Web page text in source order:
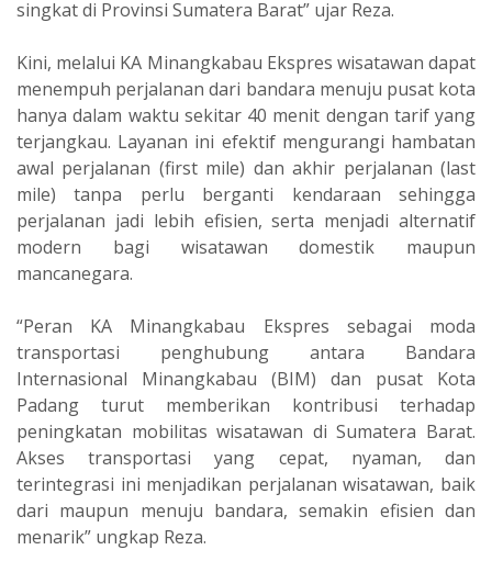
singkat di Provinsi Sumatera Barat” ujar Reza.
Kini, melalui KA Minangkabau Ekspres wisatawan dapat
menempuh perjalanan dari bandara menuju pusat kota
hanya dalam waktu sekitar 40 menit dengan tarif yang
terjangkau. Layanan ini efektif mengurangi hambatan
awal perjalanan (first mile) dan akhir perjalanan (last
mile) tanpa perlu berganti kendaraan sehingga
perjalanan jadi lebih efisien, serta menjadi alternatif
modern bagi wisatawan domestik maupun
mancanegara.
“Peran KA Minangkabau Ekspres sebagai moda
transportasi penghubung antara Bandara
Internasional Minangkabau (BIM) dan pusat Kota
Padang turut memberikan kontribusi terhadap
peningkatan mobilitas wisatawan di Sumatera Barat.
Akses transportasi yang cepat, nyaman, dan
terintegrasi ini menjadikan perjalanan wisatawan, baik
dari maupun menuju bandara, semakin efisien dan
menarik” ungkap Reza.